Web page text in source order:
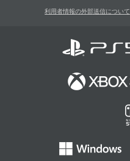
利用者情報の外部送信について